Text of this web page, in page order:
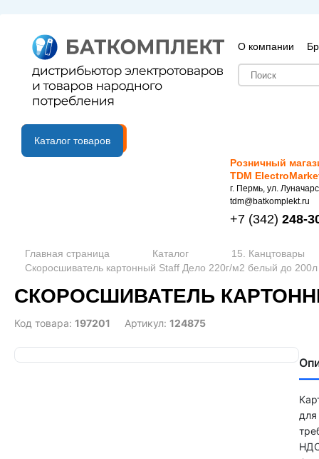
О компании
B2B портал
Каталог товаров
Розничный
TDM
г. Пермь, ул.
tdm@batkomplekt.ru
+7 (342) 248-
Главная страница Каталог
15. Канцтовары
Скоросшиватель картонный Staff Дело 220г/м2 белый до
СКОРОСШИВАТЕЛЬ
Код товара: 197201 Артикул: 124875